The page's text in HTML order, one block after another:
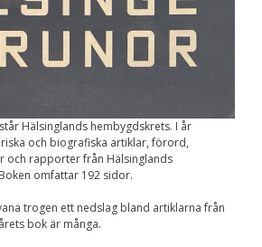
Hälsinglands hembygdskrets. I år
och biografiska artiklar, förord,
och rapporter från Hälsinglands
omfattar 192 sidor.
trogen ett nedslag bland artiklarna från
bok är många.
För att vår
hemsida ska
prestera så bra
som möjligt
kakorna
kommer viss
funktionalitet
att försvinna
hemsidan.